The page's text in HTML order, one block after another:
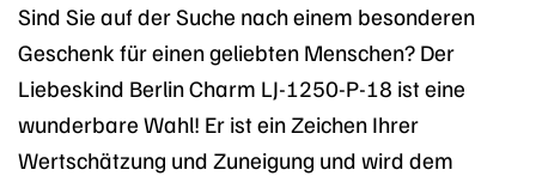
Sind Sie auf der Suche nach einem besonderen
Geschenk für einen geliebten Menschen? Der
Liebeskind Berlin Charm LJ-1250-P-18 ist eine
wunderbare Wahl! Er ist ein Zeichen Ihrer
Wertschätzung und Zuneigung und wird dem